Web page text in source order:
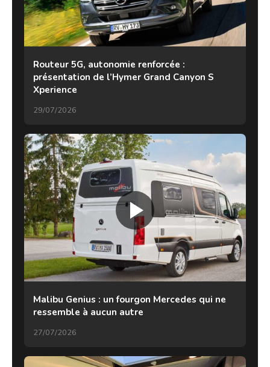
Routeur 5G, autonomie renforcée :
présentation de l’Hymer Grand Canyon S
Xperience
29/07/2026
Malibu Genius : un fourgon Mercedes qui ne
ressemble à aucun autre
27/07/2026